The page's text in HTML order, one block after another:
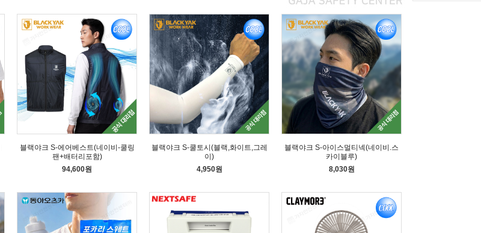
블랙야크 S-에어베스트(네이비-쿨링
팬+배터리포함)
94,600원
블랙야크 S-쿨토시(블랙,화이트,그레
이)
4,950원
블랙야크 S-아이스멀티넥(네이비.스
카이블루)
8,030원